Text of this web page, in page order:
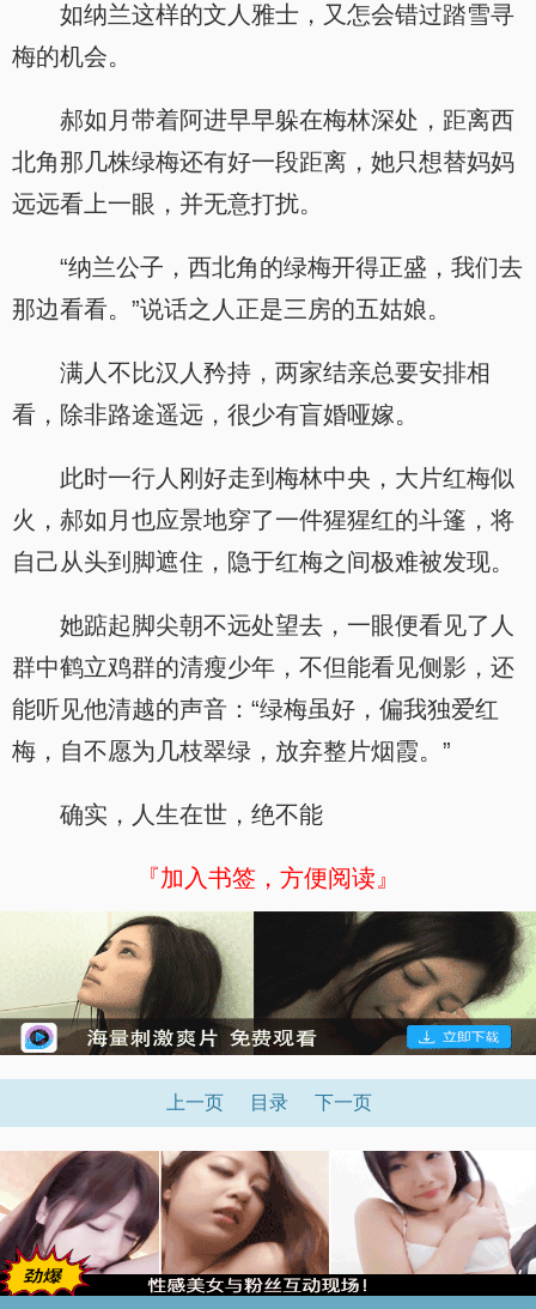
如纳兰这样的文人雅士，又怎会错过踏雪寻
梅的机会。
郝如月带着阿进早早躲在梅林深处，距离西
北角那几株绿梅还有好一段距离，她只想替妈妈
远远看上一眼，并无意打扰。
“纳兰公子，西北角的绿梅开得正盛，我们去
那边看看。”说话之人正是三房的五姑娘。
满人不比汉人矜持，两家结亲总要安排相
看，除非路途遥远，很少有盲婚哑嫁。
此时一行人刚好走到梅林中央，大片红梅似
火，郝如月也应景地穿了一件猩猩红的斗篷，将
自己从头到脚遮住，隐于红梅之间极难被发现。
她踮起脚尖朝不远处望去，一眼便看见了人
群中鹤立鸡群的清瘦少年，不但能看见侧影，还
能听见他清越的声音：“绿梅虽好，偏我独爱红
梅，自不愿为几枝翠绿，放弃整片烟霞。”
确实，人生在世，绝不能
『加入书签，方便阅读』
上一页 目录 下一页